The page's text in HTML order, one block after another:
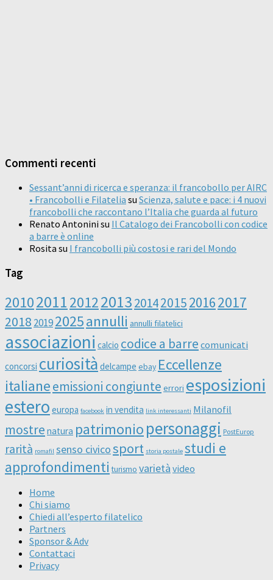
Commenti recenti
Sessant’anni di ricerca e speranza: il francobollo per AIRC
• Francobolli e Filatelia su Scienza, salute e pace: i 4 nuovi
francobolli che raccontano l’Italia che guarda al futuro
Renato Antonini su Il Catalogo dei Francobolli con codice
a barre è online
Rosita su I francobolli più costosi e rari del Mondo
Tag
20102011201220132014201520162017
2018 20192025annulli annulli filatelici
associazioni calcio codice a barre comunicati
concorsi curiosità delcampe ebay Eccellenze
italianeemissioni congiunte errori esposizioni
estero europa facebook in vendita link interessanti Milanofil
mostre natura patrimonio personaggi PostEurop
rarità romafil senso civicosport storia postale studi e
approfondimenti turismo varietà video
Home
Chi siamo
Chiedi all’esperto filatelico
Partners
Sponsor & Adv
Contattaci
Privacy